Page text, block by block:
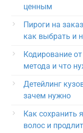
ценным
Пироги на
как выбрать и
Кодирование
метода и что
Детейлинг
зачем нужно
Как сохранить
волос и